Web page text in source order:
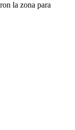
la zona para